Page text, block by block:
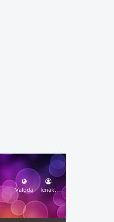
Valoda Ienākt